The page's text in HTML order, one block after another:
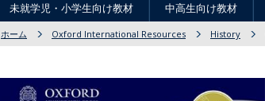
未就学児・小学生向け教材 中高生向け教材
ホーム Oxford International Resources History